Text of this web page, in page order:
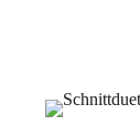
Home